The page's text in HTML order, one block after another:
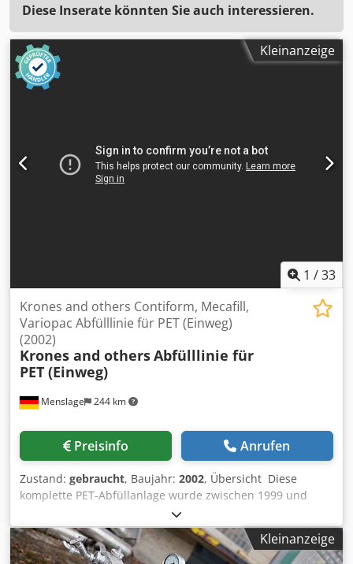
Diese Inserate könnten Sie auch interessieren.
Kleinanzeige
1 /33
Menslage 244 km
Krones and others Contiform, Mecafill,
Variopac Abfülllinie für PET (Einweg)
(2002)
Krones and othersAbfülllinie für
PET (Einweg)
Preisinfo Anrufen
Zustand: gebraucht, Baujahr: 2002, Übersicht Diese
komplette PET-Abfüllanlage wurde zwischen 1999 und
2007 von Krones (Deutschland) und anderen europäischen
Lieferanten hergestellt. Sie ist derzeit noch in Betrieb und
wird für die Abfüllung von kohlensäurehaltigem Wasser
Kleinanzeige